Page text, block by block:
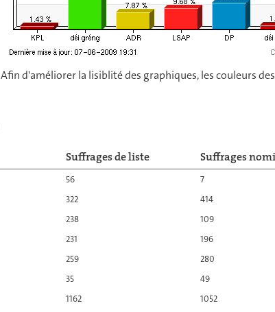
Afin d'améliorer la lisiblité des graphiques, les couleurs
Suffrages de liste Suffrages
56 7
322 414
238 109
231 196
259 280
35 49
1162 1052